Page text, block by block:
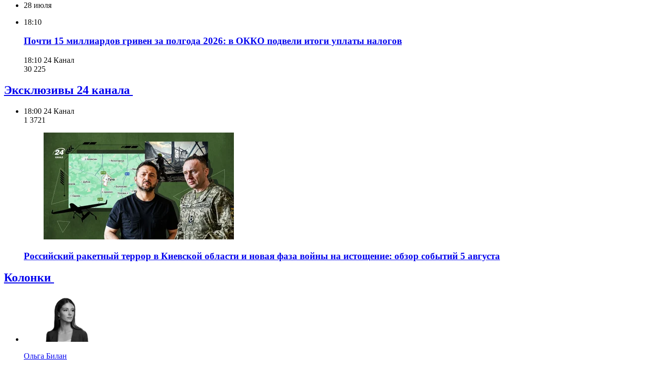
28 июля
18:10
Почти 15 миллиардов гривен за полгода 2026: в ОККО подвели итоги уплаты налогов
18:10 24 Канал
30 225
Эксклюзивы 24 канала
18:00 24 Канал
1 3721
Российский ракетный террор в Киевской области и новая фаза войны на истощение: обзор событий 5 августа
Колонки
Ольга Билан